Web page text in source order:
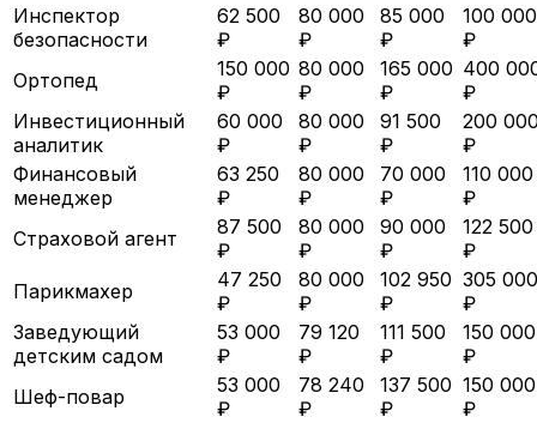
Инспектор
безопасности
62 500
₽
80 000
₽
85 000
₽
100 000
₽
Ортопед
150 000
₽
80 000
₽
165 000
₽
400
₽
Инвестиционный
аналитик
60 000
₽
80 000
₽
91 500
₽
200
₽
Финансовый
менеджер
63 250
₽
80 000
₽
70 000
₽
110 000
₽
Страховой агент
87 500
₽
80 000
₽
90 000
₽
122 500
₽
Парикмахер
47 250
₽
80 000
₽
102 950
₽
305 000
₽
Заведующий
детским садом
53 000
₽
79 120
₽
111 500
₽
150 000
₽
Шеф-повар
53 000
₽
78 240
₽
137 500
₽
150 000
₽